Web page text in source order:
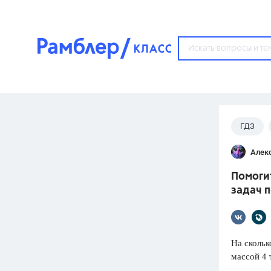
Популярные темы
ГДЗ
ОГЭ
ФИПИ
ГДЗ
задач
На
массой 4